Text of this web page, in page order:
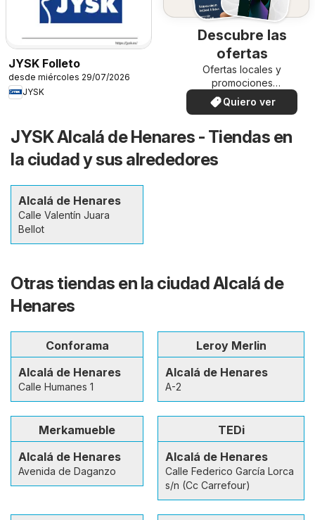
JYSK Folleto
desde miércoles 29/07/2026
JYSK
Descubre las
ofertas
Ofertas locales y
promociones
especiales.
Quiero ver
JYSK Alcalá de Henares - Tiendas en
la ciudad y sus alrededores
Alcalá de Henares
Calle Valentín Juara
Bellot
Otras tiendas en la ciudad Alcalá de
Henares
Conforama
Alcalá de Henares
Calle Humanes 1
Leroy Merlin
Alcalá de Henares
A-2
Merkamueble
Alcalá de Henares
Avenida de Daganzo
TEDi
Alcalá de Henares
Calle Federico García Lorca
s/n (Cc Carrefour)